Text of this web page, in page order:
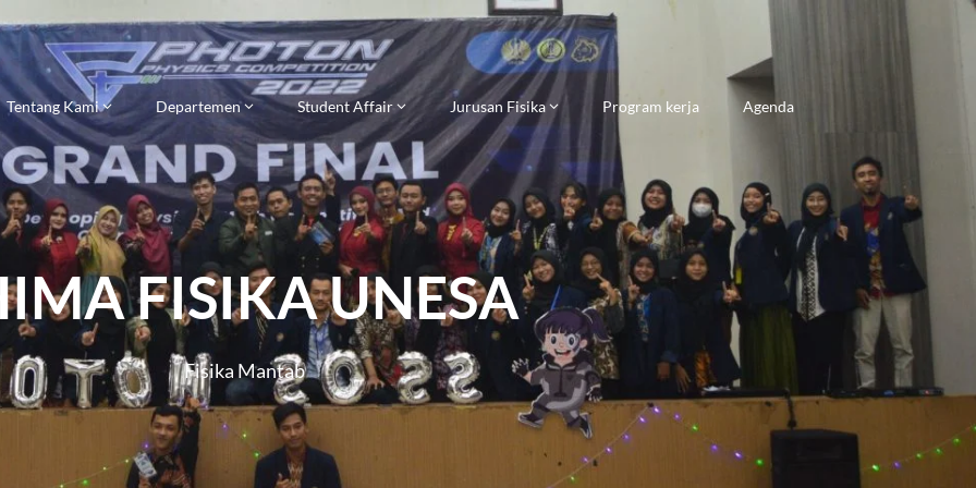
Tentang Kami Departemen Student Affair Jurusan Fisika Program kerja Agenda
FISIKA UNESA
Fisika Mantab